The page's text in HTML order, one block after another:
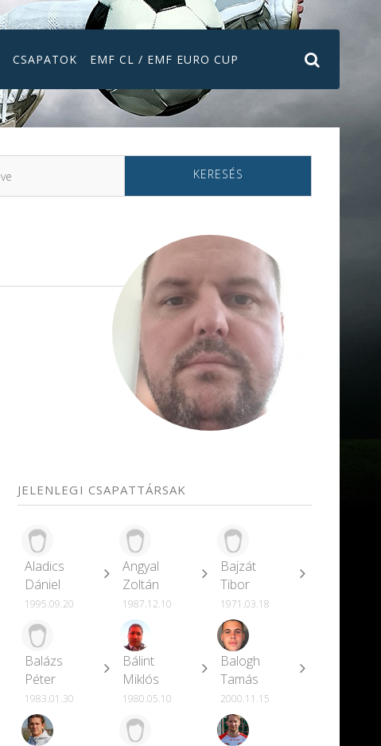
CSAPATOK EMF CL / EMF EURO CUP
KERESÉS
JELENLEGI CSAPATTÁRSAK
Aladics
Dániel
1995.09.20
Angyal
Zoltán
1987.12.10
Bajzát
Tibor
1971.03.18
Balázs
Péter
1983.01.30
Bálint
Miklós
1980.05.10
Balogh
Tamás
2000.11.15